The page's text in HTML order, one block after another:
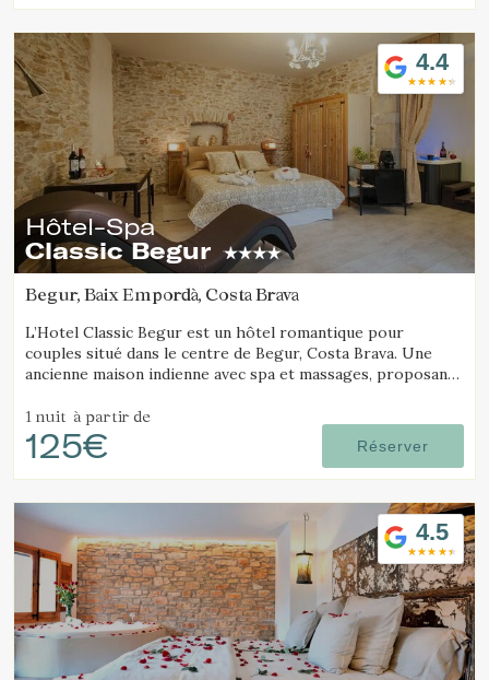
4.4
Hôtel-Spa
Classic Begur
Begur, Baix Empordà, Costa Brava
L’Hotel Classic Begur est un hôtel romantique pour
couples situé dans le centre de Begur, Costa Brava. Une
ancienne maison indienne avec spa et massages, proposant
1 nuit à partir de
125€ Réserver
4.5